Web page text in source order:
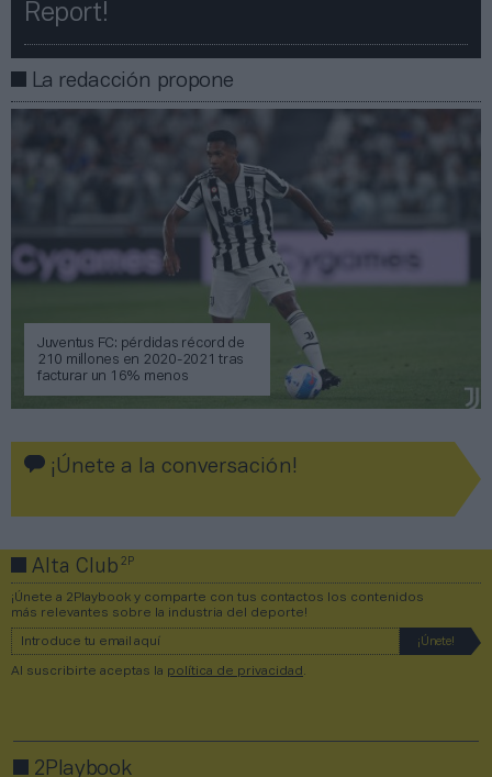
Report!​​
La redacción propone
Juventus FC: pérdidas récord de
210 millones en 2020-2021 tras
facturar un 16% menos
¡Únete a la conversación!
Alta Club2P
¡Únete a 2Playbook y comparte con tus contactos los contenidos
más relevantes sobre la industria del deporte!
Al suscribirte aceptas la política de privacidad
2Playbook